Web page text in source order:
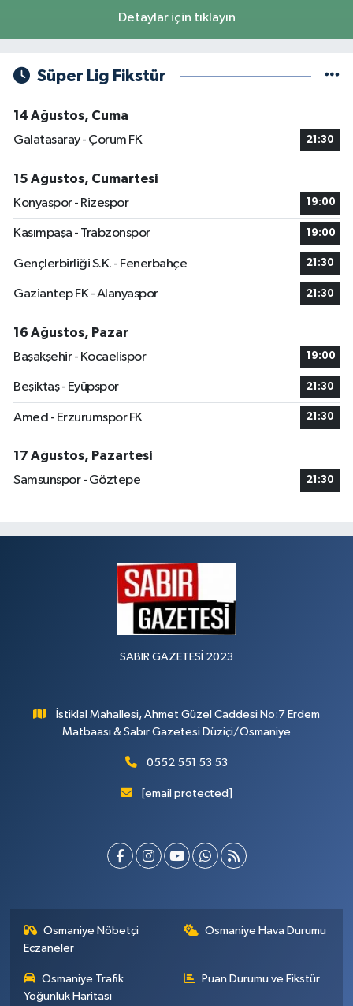
Detaylar için tıklayın
Süper Lig Fikstür
14 Ağustos, Cuma
Galatasaray - Çorum FK
21:30
15 Ağustos, Cumartesi
Konyaspor - Rizespor
19:00
Kasımpaşa - Trabzonspor 19:00
Gençlerbirliği S.K. - Fenerbahçe 21:30
Gaziantep FK - Alanyaspor 21:30
16 Ağustos, Pazar
Başakşehir - Kocaelispor
19:00
Beşiktaş - Eyüpspor 21:30
Amed - Erzurumspor FK 21:30
17 Ağustos, Pazartesi
Samsunspor - Göztepe
21:30
SABIR GAZETESİ 2023
İstiklal Mahallesi, Ahmet Güzel Caddesi No:7 Erdem
Matbaası & Sabır Gazetesi Düziçi/Osmaniye
0552 551 53 53
[email protected]
Osmaniye Nöbetçi
Eczaneler
Osmaniye Hava Durumu
Osmaniye Trafik
Yoğunluk Haritası
Puan Durumu ve Fikstür